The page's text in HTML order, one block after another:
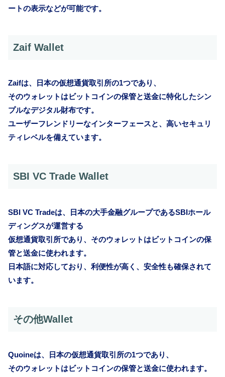
ートの表示などが可能です。
Zaif Wallet
Zaifは、日本の仮想通貨取引所の1つであり、
そのウォレットはビットコインの保管と送金に特化したシン
プルなデジタル財布です。
ユーザーフレンドリーなインターフェースと、高いセキュリ
ティレベルを備えています。
SBI VC Trade Wallet
SBI VC Tradeは、日本の大手金融グループであるSBIホール
ディングスが運営する
仮想通貨取引所であり、そのウォレットはビットコインの保
管と送金に使われます。
日本語に対応しており、利便性が高く、安全性も確保されて
います。
その他Wallet
Quoineは、日本の仮想通貨取引所の1つであり、
そのウォレットはビットコインの保管と送金に使われます。